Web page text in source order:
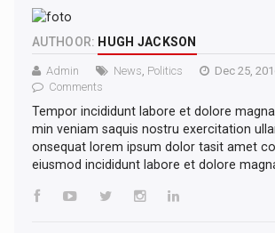
AUTHOOR: HUGH JACKSON
Admin News Politics
Dec 25,
Comments
Tempor incididunt labore et dolore
min veniam saquis nostru exercitation
onsequat lorem ipsum dolor tasit amet
eiusmod incididunt labore et dolore